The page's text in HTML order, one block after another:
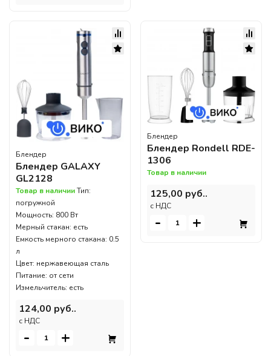
Блендер
Блендер GALAXY
GL2128
Товар в наличииТип:
погружной
Мощность: 800 Вт
Мерный стакан: есть
Емкость мерного стакана: 0.5
л
Цвет: нержавеющая сталь
Питание: от сети
Измельчитель: есть
124,00 руб..
c НДС
- +
Блендер
Блендер Rondell RDE-
1306
Товар в наличии
125,00 руб..
c НДС
- +